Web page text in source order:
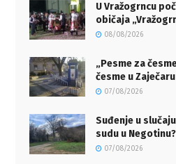
U Vražogrncu
običaja
08/08/2026
„Pesme za
česme u Zaječaru
07/08/2026
Suđenje u
sudu u Negotinu?
07/08/2026